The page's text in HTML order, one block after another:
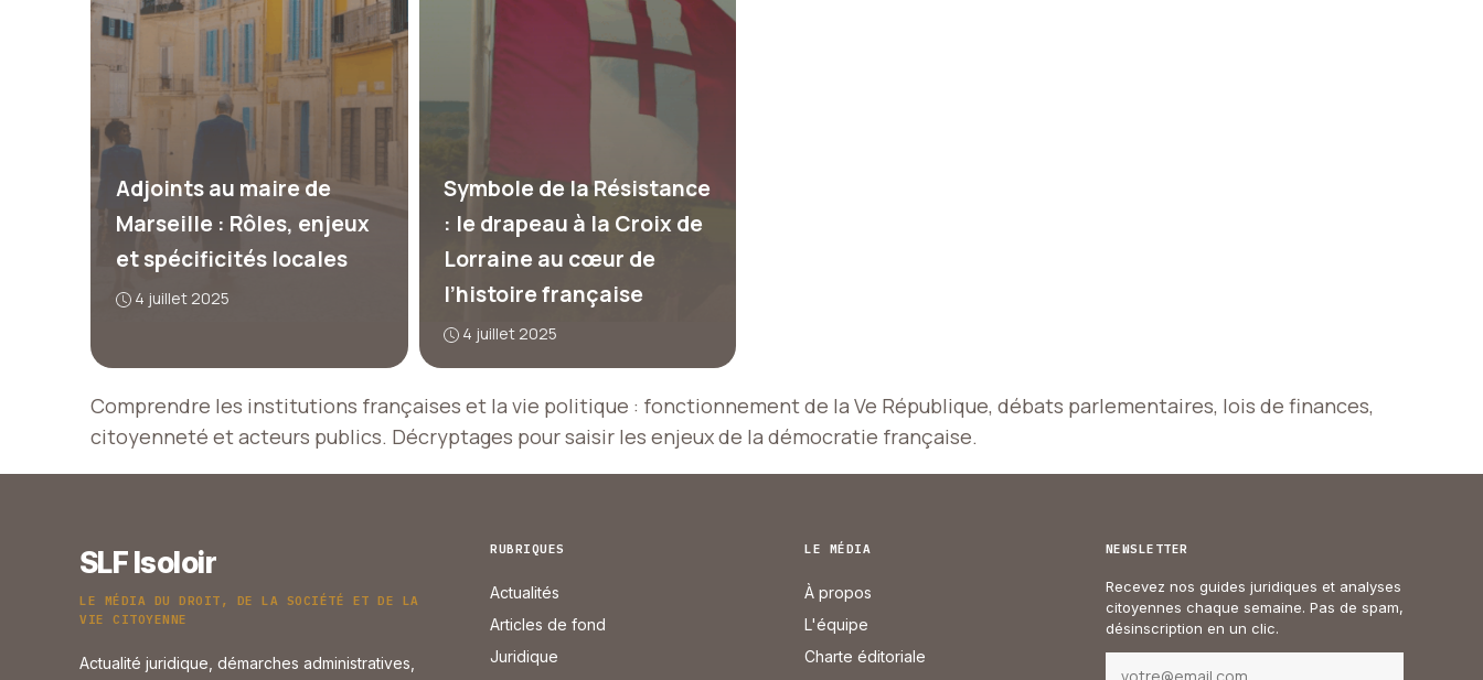
Adjoints au maire de
Marseille : Rôles, enjeux
et spécificités locales
4 juillet 2025
Symbole de la Résistance
: le drapeau à la Croix de
Lorraine au cœur de
l’histoire française
4 juillet 2025
Comprendre les institutions françaises et la vie politique : fonctionnement de la Ve République, débats parlementaires, lois de finances,
citoyenneté et acteurs publics. Décryptages pour saisir les enjeux de la démocratie française.
SLF Isoloir
LE MÉDIA DU DROIT, DE LA SOCIÉTÉ ET DE LA
VIE CITOYENNE
Actualité juridique, démarches administratives,
RUBRIQUES
Actualités
Articles de fond
Juridique
LE MÉDIA
À propos
L'équipe
Charte éditoriale
NEWSLETTER
Recevez nos guides juridiques et analyses
citoyennes chaque semaine. Pas de spam,
désinscription en un clic.